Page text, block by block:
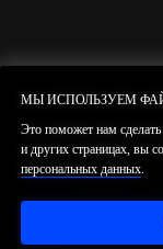
МЫ ИСПОЛЬЗУЕМ
Это поможет нам сделать
и других страницах, вы
персональных данных.
Резидент
© 2026
Политика
МЫ ИСПОЛЬЗУЕМ
Это поможет нам сделать
и других страницах, вы
персональных данных.